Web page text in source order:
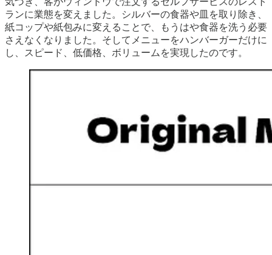
ランに業態を変えました。シルバーの食器や皿を取り除き、
紙コップや紙包みに変えることで、もうはや食器を洗う必要
さえなくなりました。そしてメニューをハンバーガーだけに
し、スピード、低価格、ボリュームを実現したのです。